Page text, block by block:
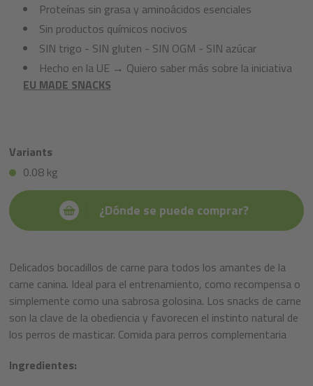
Proteínas sin grasa y aminoácidos esenciales
Sin productos químicos nocivos
SIN trigo - SIN gluten - SIN OGM - SIN azúcar
Hecho en la UE → Quiero saber más sobre la iniciativa
EU MADE SNACKS
Variants
0.08 kg
¿Dónde se puede comprar?
Delicados bocadillos de carne para todos los amantes de la
carne canina. Ideal para el entrenamiento, como recompensa o
simplemente como una sabrosa golosina. Los snacks de carne
son la clave de la obediencia y favorecen el instinto natural de
los perros de masticar. Comida para perros complementaria
Ingredientes: